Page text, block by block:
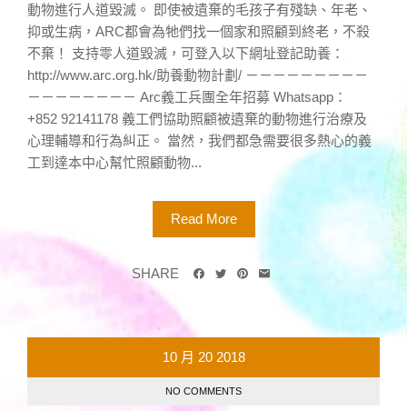
動物進行人道毀滅。 即使被遺棄的毛孩子有殘缺、年老、
抑或生病，ARC都會為牠們找一個家和照顧到終老，不殺
不棄！ 支持零人道毀滅，可登入以下網址登記助養：
http://www.arc.org.hk/助養動物計劃/ －－－－－－－－－
－－－－－－－－ Arc義工兵團全年招募 Whatsapp：
+852 92141178 義工們協助照顧被遺棄的動物進行治療及
心理輔導和行為糾正。 當然，我們都急需要很多熱心的義
工到達本中心幫忙照顧動物...
Read More
SHARE
10 月 20 2018
NO COMMENTS